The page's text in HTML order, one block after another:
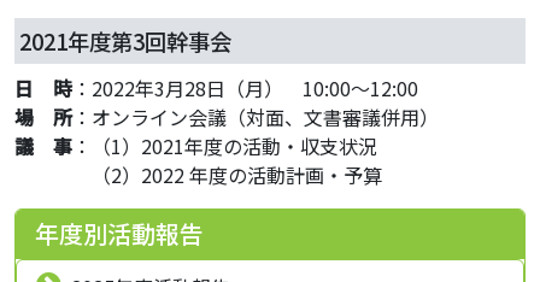
2021年度第3回幹事会
日 時：2022年3月28日（月） 10:00～12:00
場 所：オンライン会議（対面、文書審議併用）
議 事 ：（1）2021年度の活動・収支状況
（2）2022 年度の活動計画・予算
年度別活動報告